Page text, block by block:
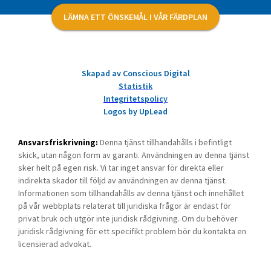
LÄMNA ETT ÖNSKEMÅL I VÅR FÄRDPLAN
Skapad av Conscious Digital
Statistik
Integritetspolicy
Logos by UpLead
Ansvarsfriskrivning: Denna tjänst tillhandahålls i befintligt
skick, utan någon form av garanti. Användningen av denna tjänst
sker helt på egen risk. Vi tar inget ansvar för direkta eller
indirekta skador till följd av användningen av denna tjänst.
Informationen som tillhandahålls av denna tjänst och innehållet
på vår webbplats relaterat till juridiska frågor är endast för
privat bruk och utgör inte juridisk rådgivning. Om du behöver
juridisk rådgivning för ett specifikt problem bör du kontakta en
licensierad advokat.